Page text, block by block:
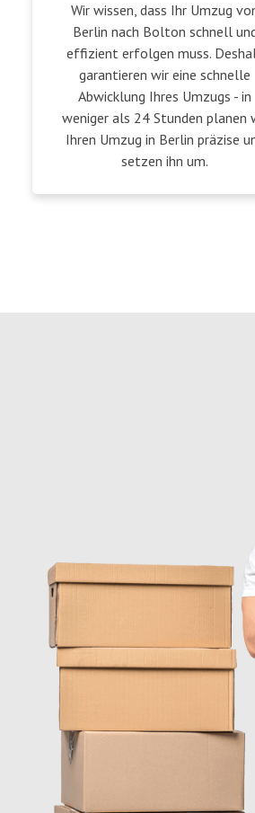
Wir wissen, dass Ihr Umzug
Berlin nach Bolton schnell
effizient erfolgen muss.
garantieren wir eine schnelle
Abwicklung Ihres Umzugs - in
weniger als 24 Stunden planen
Ihren Umzug in Berlin präzise
setzen ihn um.